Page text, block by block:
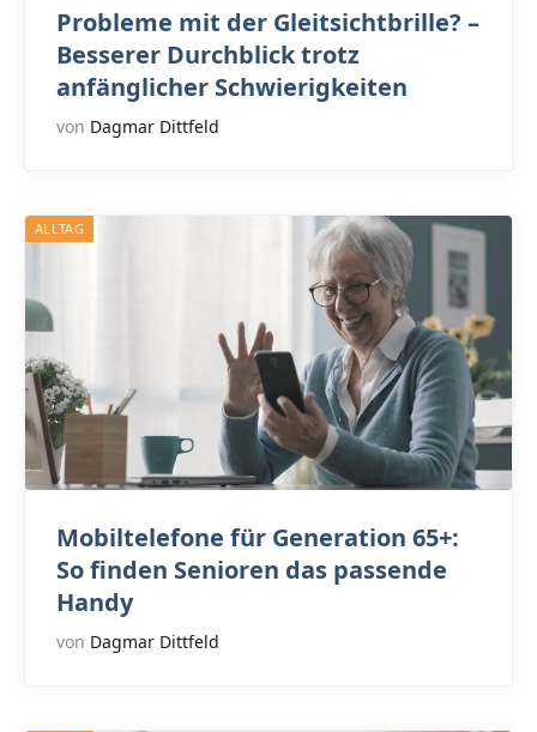
Probleme mit der Gleitsichtbrille? –
Besserer Durchblick trotz
anfänglicher Schwierigkeiten
von Dagmar Dittfeld
ALLTAG
Mobiltelefone für Generation 65+:
So finden Senioren das passende
Handy
von Dagmar Dittfeld